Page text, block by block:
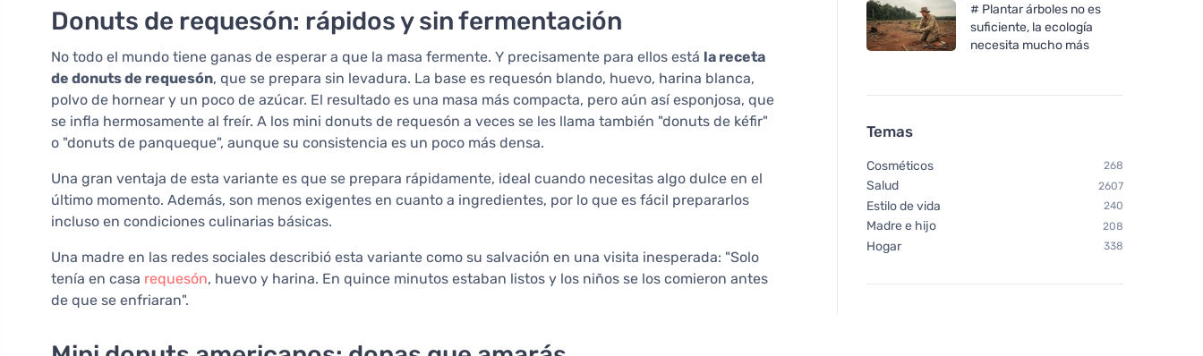
Donuts de requesón: rápidos y sin fermentación
No todo el mundo tiene ganas de esperar a que la masa fermente. Y precisamente para ellos está la receta
de donuts de requesón, que se prepara sin levadura. La base es requesón blando, huevo, harina blanca,
polvo de hornear y un poco de azúcar. El resultado es una masa más compacta, pero aún así esponjosa, que
se infla hermosamente al freír. A los mini donuts de requesón a veces se les llama también "donuts de kéfir"
o "donuts de panqueque", aunque su consistencia es un poco más densa.
Una gran ventaja de esta variante es que se prepara rápidamente, ideal cuando necesitas algo dulce en el
último momento. Además, son menos exigentes en cuanto a ingredientes, por lo que es fácil prepararlos
incluso en condiciones culinarias básicas.
Una madre en las redes sociales describió esta variante como su salvación en una visita inesperada: "Solo
tenía en casa requesón, huevo y harina. En quince minutos estaban listos y los niños se los comieron antes
de que se enfriaran".
# Plantar árboles no es
suficiente, la ecología
necesita mucho más
Temas
Cosméticos 268
Salud 2607
Estilo de vida 240
Madre e hijo 208
Hogar 338